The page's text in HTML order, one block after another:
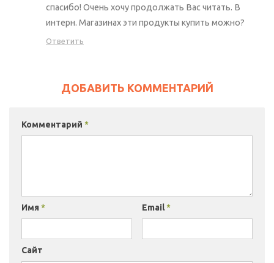
спасибо! Очень хочу продолжать Вас читать. В
интерн. Магазинах эти продукты купить можно?
Ответить
ДОБАВИТЬ КОММЕНТАРИЙ
Комментарий *
Имя * Email*
Сайт